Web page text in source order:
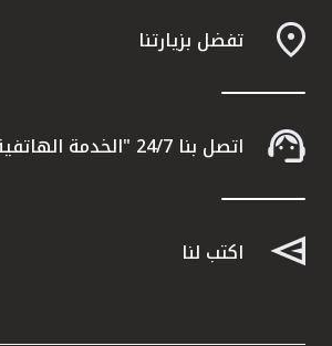
تفضل بزيارتنا
اتصل بنا 24/7 "الخدمة الهاتفية" 1803333
اكتب لنا